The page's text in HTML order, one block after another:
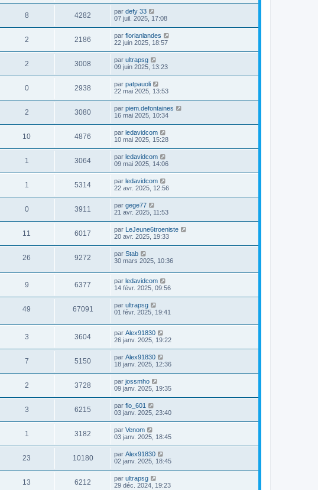
8 4282 par defy 33
07 juil. 2025, 17:08
2 2186 par florianlandes
22 juin 2025, 18:57
2 3008 par ultrapsg
09 juin 2025, 13:23
0 2938 par patpauoli
22 mai 2025, 13:53
2 3080 par piem.defontaines
16 mai 2025, 10:34
10 4876 par ledavidcom
10 mai 2025, 15:28
1 3064 par ledavidcom
09 mai 2025, 14:06
1 5314 par ledavidcom
22 avr. 2025, 12:56
0 3911 par gege77
21 avr. 2025, 11:53
11 6017 par LeJeune6troeniste
20 avr. 2025, 19:33
26 9272 par Stab
30 mars 2025, 10:36
9 6377 par ledavidcom
14 févr. 2025, 09:56
49 67091 par ultrapsg
01 févr. 2025, 19:41
3 3604 par Alex91830
26 janv. 2025, 19:22
7 5150 par Alex91830
18 janv. 2025, 12:36
2 3728 par jossmho
09 janv. 2025, 19:35
3 6215 par flo_601
03 janv. 2025, 23:40
1 3182 par Venom
03 janv. 2025, 18:45
23 10180 par Alex91830
02 janv. 2025, 18:45
13 6212 par ultrapsg
29 déc. 2024, 19:23